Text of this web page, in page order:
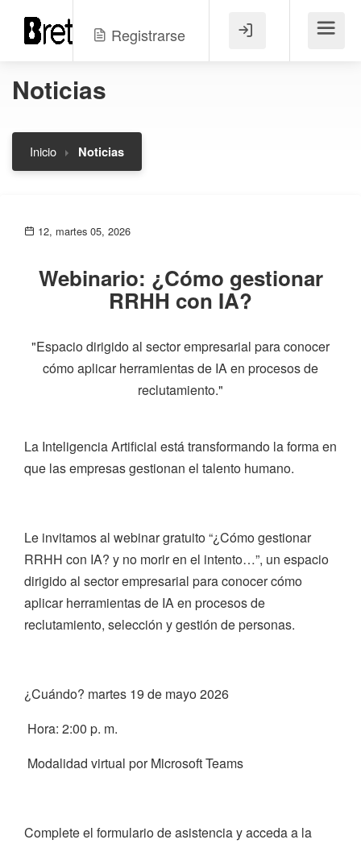
Registrarse Menú
Noticias
Inicio Noticias
12, martes 05, 2026
Webinario: ¿Cómo gestionar
RRHH con IA?
"Espacio dirigido al sector empresarial para conocer
cómo aplicar herramientas de IA en procesos de
reclutamiento."
La Inteligencia Artificial está transformando la forma en
que las empresas gestionan el talento humano.
Le invitamos al webinar gratuito “¿Cómo gestionar
RRHH con IA? y no morir en el intento…”, un espacio
dirigido al sector empresarial para conocer cómo
aplicar herramientas de IA en procesos de
reclutamiento, selección y gestión de personas.
¿Cuándo? martes 19 de mayo 2026
Hora: 2:00 p. m.
Modalidad virtual por Microsoft Teams
Complete el formulario de asistencia y acceda a la